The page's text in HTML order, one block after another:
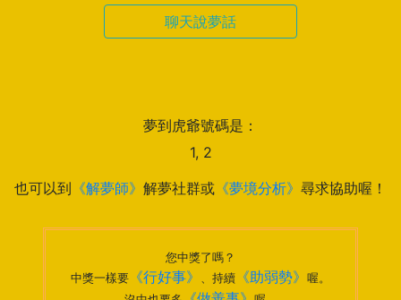
聊天說夢話
夢到虎爺號碼是：
1, 2
也可以到 《解夢師》 解夢社群或 《夢境分析》 尋求協助喔！
您中獎了嗎？
中獎一樣要 《行好事》 、持續 《助弱勢》 喔。